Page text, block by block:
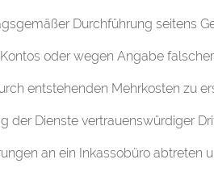
Durchführung seitens
oder wegen Angabe
entstehenden Mehrkosten zu
Dienste vertrauenswürdiger
an ein Inkassobüro